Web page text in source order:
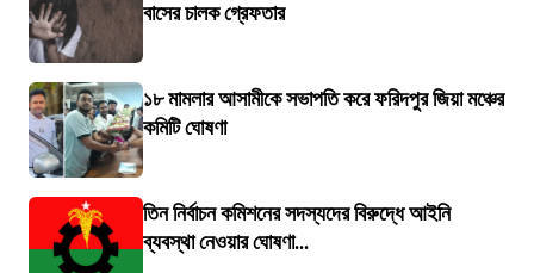
বাসের চালক গ্রেফতার
১৮ মামলার আসামীকে সভাপতি করে ফরিদপুর জিয়া মঞ্চের
কমিটি ঘোষণা
তিন নির্বাচন কমিশনের সদস্যদের বিরুদ্ধে আইনি
ব্যবস্থা নেওয়ার ঘোষণা...